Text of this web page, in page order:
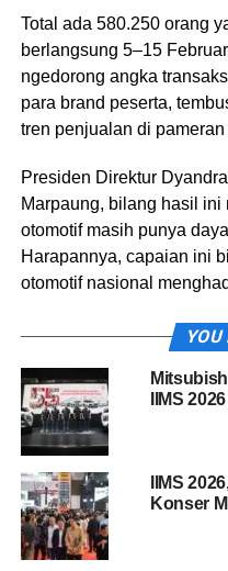
Total ada 580.250 orang
berlangsung 5–15
ngedorong angka
para brand peserta,
tren penjualan di
Presiden Direktur
Marpaung, bilang hasil
otomotif masih punya
Harapannya, capaian ini
otomotif nasional
“Dyandra Promosindo
penyelenggaraan IIMS
sukses. Kami juga
bertumbuh di sepanjang
IIMS 2026
IIMS
Konser